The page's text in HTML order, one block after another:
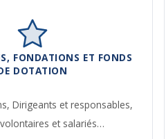
FONDATIONS ET FONDS
DOTATION
Dirigeants et responsables,
et salariés…